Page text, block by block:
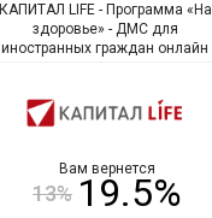
КАПИТАЛ LIFE - Программа «На
здоровье» - ДМС для
иностранных граждан онлайн
Вам вернется
13% 19.5%